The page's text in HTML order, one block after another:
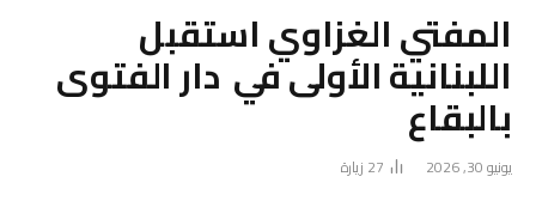
المفتي الغزاوي استقبل
اللبنانية الأولى في دار الفتوى
بالبقاع
يونيو 30, 2026 27 زيارة